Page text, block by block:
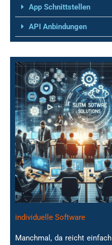
App Schnittstellen
API Anbindungen
individuelle Software
Manchmal, da reicht